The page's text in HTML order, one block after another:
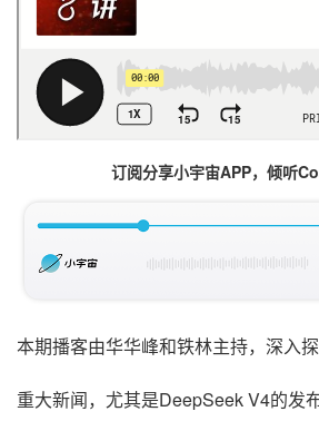
订阅分享小宇宙APP，倾听
本期播客由华华峰和铁林主持，深入
重大新闻，尤其是DeepSeek V4的发